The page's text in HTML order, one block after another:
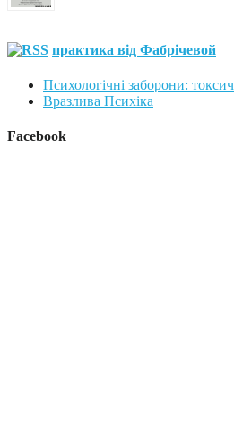
практика від Фабрічевой
Психологічні заборони:
Вразлива Психіка
Facebook